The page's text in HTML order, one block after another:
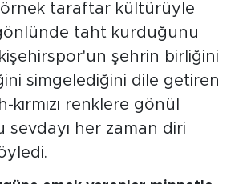
örnek taraftar kültürüyle
taht kurduğunu
şehrin birliğini
simgelediğini dile getiren
kırmızı renklere gönül
sevdayı her zaman diri